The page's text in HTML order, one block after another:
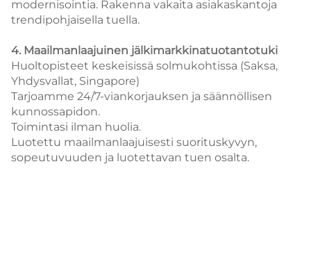
modernisointia. Rakenna vakaita asiakaskantoja
trendipohjaisella tuella.
4. Maailmanlaajuinen jälkimarkkinatuotantotuki
Huoltopisteet keskeisissä solmukohtissa (Saksa,
Yhdysvallat, Singapore)
Tarjoamme 24/7-viankorjauksen ja säännöllisen
kunnossapidon.
Toimintasi ilman huolia.
Luotettu maailmanlaajuisesti suorituskyvyn,
sopeutuvuuden ja luotettavan tuen osalta.